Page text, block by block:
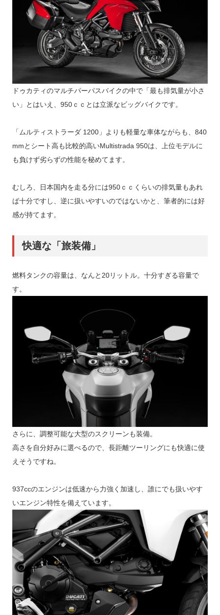
ドゥカティのマルチパーパスバイクの中で「最も排気量が小さ
い」とはいえ、950ｃｃとは立派なビッグバイクです。
「ムルティストラーダ 1200」よりも軽量な車体ながらも、840
mmとシート高も比較的高いMultistrada 950は、上位モデルに
も負けず劣らずの性能を秘めてます。
むしろ、日本国内を走る分には950ｃｃくらいの排気量もあれ
ば十分ですし、逆に扱いやすいのではないかと、筆者的には好
感が持てます。
快適な「旅装備」
燃料タンクの容量は、なんと20リットル。十分すぎる容量で
す。
さらに、調整可能な大型のスクリーンも装備。
高さを自分好みに選べるので、長距離ツーリングにも快適に使
えそうですね。
937ccのエンジンは低速から力強く加速し、誰にでも扱いやす
いエンジン特性を備えています。